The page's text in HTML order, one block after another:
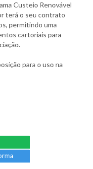
Custeio Renovável
terá o seu contrato
permitindo uma
cartoriais para
para o uso na